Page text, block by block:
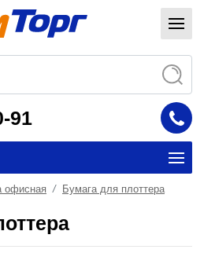
91
офисная Бумага для плоттера